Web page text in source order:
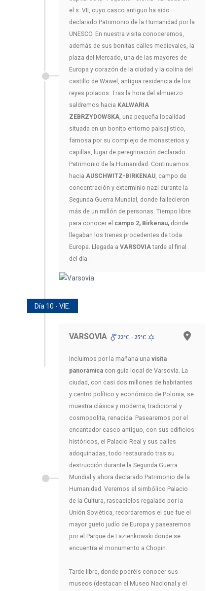
el s. VII, cuyo casco antiguo ha sido
declarado Patrimonio de la Humanidad por la
UNESCO. En nuestra visita conoceremos,
además de sus bonitas calles medievales, la
plaza del Mercado, una de las mayores de
Europa y corazón de la ciudad y la colina del
castillo de Wawel, antigua residencia de los
reyes polacos. Tras la hora del almuerzo
saldremos hacia KALWARIA
ZEBRZYDOWSKA , una pequeña localidad
situada en un bonito entorno paisajístico,
famosa por su complejo de monasterios y
capillas, lugar de peregrinación declarado
Patrimonio de la Humanidad. Continuamos
hacia AUSCHWITZ-BIRKENAU , campo de
concentración y exterminio nazi durante la
Segunda Guerra Mundial, donde fallecieron
más de un millón de personas. Tiempo libre
para conocer el campo 2, Birkenau, donde
llegaban los trenes procedentes de toda
Europa. Llegada a VARSOVIAtarde al final
del día.
Día 10 - VIE.
VARSOVIA 22ºC - 25ºC
Incluimos por la mañana una visita
panorámica con guía local de Varsovia. La
ciudad, con casi dos millones de habitantes
y centro político y económico de Polonia, se
muestra clásica y moderna, tradicional y
cosmopolita, renacida. Pasearemos por el
encantador casco antiguo, con sus edificios
históricos, el Palacio Real y sus calles
adoquinadas, todo restaurado tras su
destrucción durante la Segunda Guerra
Mundial y ahora declarado Patrimonio de la
Humanidad. Veremos el simbólico Palacio
de la Cultura, rascacielos regalado por la
Unión Soviética, recordaremos el que fue el
mayor gueto judío de Europa y pasearemos
por el Parque de Lazienkowski donde se
encuentra el monumento a Chopin.
Tarde libre, donde podréis conocer sus
museos (destacan el Museo Nacional y el